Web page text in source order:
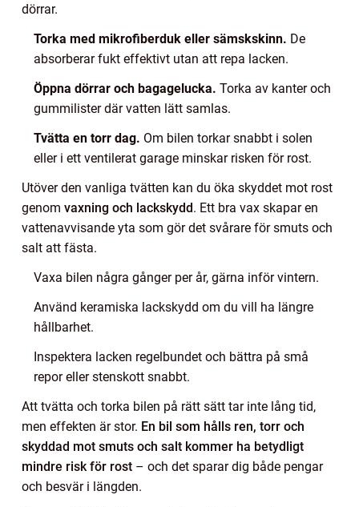
dörrar.
Torka med mikrofiberduk eller sämskskinn. De
absorberar fukt effektivt utan att repa lacken.
Öppna dörrar och bagagelucka. Torka av kanter och
gummilister där vatten lätt samlas.
Tvätta en torr dag. Om bilen torkar snabbt i solen
eller i ett ventilerat garage minskar risken för rost.
Utöver den vanliga tvätten kan du öka skyddet mot rost
genom vaxning och lackskydd. Ett bra vax skapar en
vattenavvisande yta som gör det svårare för smuts och
salt att fästa.
Vaxa bilen några gånger per år, gärna inför vintern.
Använd keramiska lackskydd om du vill ha längre
hållbarhet.
Inspektera lacken regelbundet och bättra på små
repor eller stenskott snabbt.
Att tvätta och torka bilen på rätt sätt tar inte lång tid,
men effekten är stor. En bil som hålls ren, torr och
skyddad mot smuts och salt kommer ha betydligt
mindre risk för rost – och det sparar dig både pengar
och besvär i längden.